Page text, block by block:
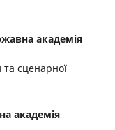
академія
сценарної
академія